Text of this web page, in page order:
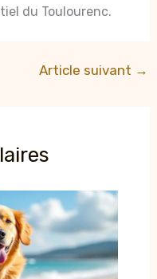
du Toulourenc.
Article suivant →